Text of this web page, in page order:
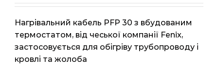
Нагрівальний кабель PFP 30 з вбудованим
термостатом, від чеської компанії Fenix,
застосовується для обігріву трубопроводу і
кровлі та жолоба